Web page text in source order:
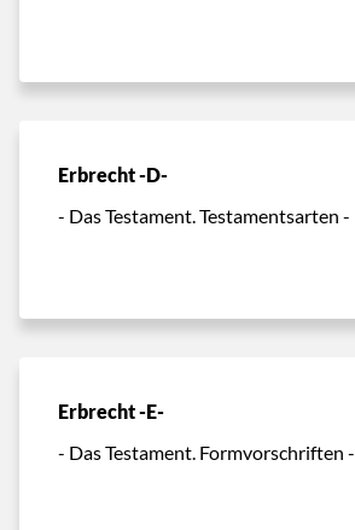
Erbrecht -D-
- Das Testament. Testamentsarten -
Erbrecht -E-
- Das Testament. Formvorschriften -